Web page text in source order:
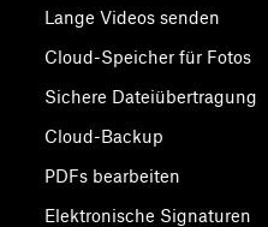
Lange Videos senden
Cloud-Speicher für Fotos
Sichere Dateiübertragung
Cloud-Backup
PDFs bearbeiten
Elektronische Signaturen